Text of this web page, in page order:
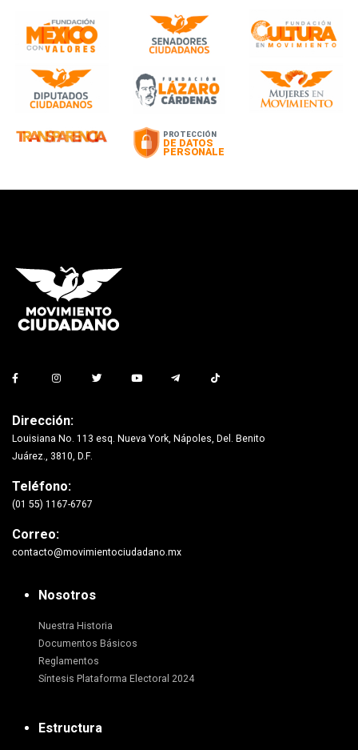
Dirección:
Louisiana No. 113 esq. Nueva York, Nápoles, Del. Benito
Juárez., 3810, D.F.
Teléfono:
(01 55) 1167-6767
Correo:
contacto@movimientociudadano.mx
Nosotros
Nuestra Historia
Documentos Básicos
Reglamentos
Síntesis Plataforma Electoral 2024
Estructura